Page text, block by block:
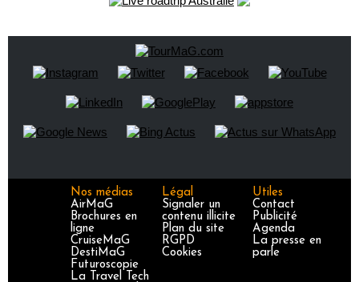
Nos médias
AirMaG
Brochures en
ligne
CruiseMaG
DestiMaG
Futuroscopie
La Travel Tech
Légal
Signaler un
contenu illicite
Plan du site
RGPD
Cookies
Utiles
Contact
Publicité
Agenda
La presse en
parle